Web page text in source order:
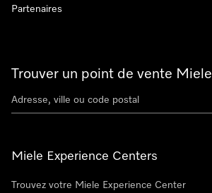
Trouver un point de vente Miele
Miele Experience Centers
Trouvez votre Miele Experience Center
Partenaires